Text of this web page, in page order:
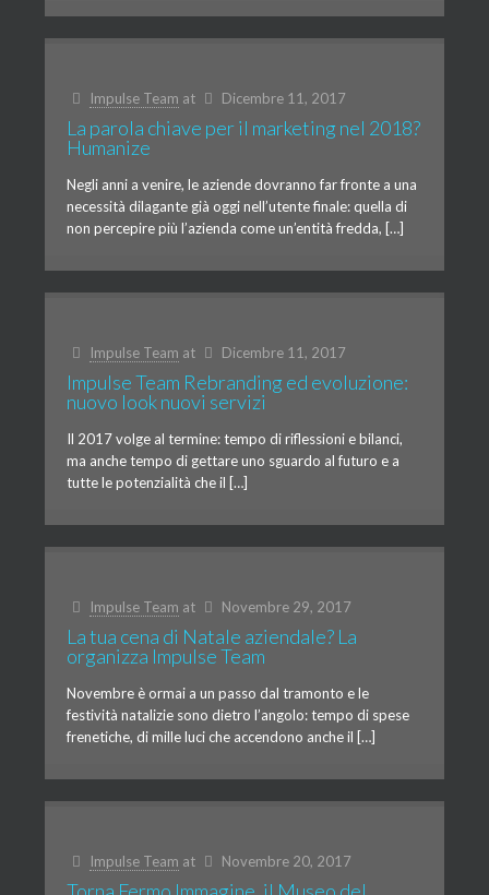
Impulse Team at Dicembre 11, 2017
La parola chiave per il marketing nel 2018?
Humanize
Negli anni a venire, le aziende dovranno far fronte a una
necessità dilagante già oggi nell’utente finale: quella di
non percepire più l’azienda come un’entità fredda, […]
Impulse Team at Dicembre 11, 2017
Impulse Team Rebranding ed evoluzione:
nuovo look nuovi servizi
Il 2017 volge al termine: tempo di riflessioni e bilanci,
ma anche tempo di gettare uno sguardo al futuro e a
tutte le potenzialità che il […]
Impulse Team at Novembre 29, 2017
La tua cena di Natale aziendale? La
organizza Impulse Team
Novembre è ormai a un passo dal tramonto e le
festività natalizie sono dietro l’angolo: tempo di spese
frenetiche, di mille luci che accendono anche il […]
Impulse Team at Novembre 20, 2017